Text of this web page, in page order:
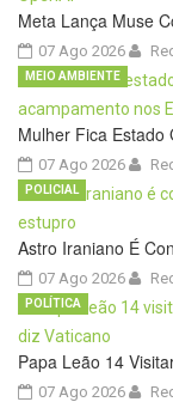
Meta Lança Muse
07 Ago 2026
Mulher Fica
07 Ago 2026
MEIO AMBIENTE
Astro Iraniano É
07 Ago 2026
POLICIAL
Papa Leão 14
07 Ago 2026
POLÍTICA